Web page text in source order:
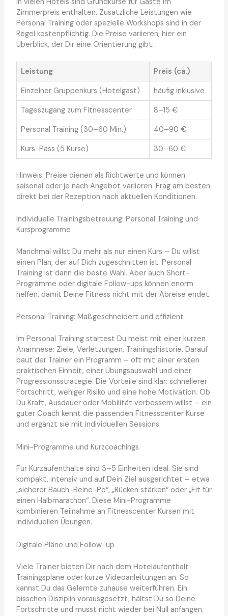
Zimmerpreis enthalten. Zusätzliche Leistungen wie
Personal Training oder spezielle Workshops sind in der
Regel kostenpflichtig. Die Preise variieren, hier ein
Überblick, der Dir eine Orientierung gibt:
Leistung
Preis (ca.)
Einzelner Gruppenkurs (Hotelgast)
häufig inklusive
Tageszugang zum Fitnesscenter
8–15 €
Personal Training (30–60 Min.)
40–90 €
Kurs-Pass (5 Kurse)
30–60 €
Hinweis: Preise dienen als Richtwerte und können
saisonal oder je nach Angebot variieren. Frag am besten
direkt bei der Rezeption nach aktuellen Konditionen.
Individuelle Trainingsbetreuung: Personal Training und
Kursprogramme
Manchmal willst Du mehr als nur einen Kurs – Du willst
einen Plan, der auf Dich zugeschnitten ist. Personal
Training ist dann die beste Wahl. Aber auch Short-
Programme oder digitale Follow-ups können enorm
helfen, damit Deine Fitness nicht mit der Abreise endet.
Personal Training: Maßgeschneidert und effizient
Im Personal Training startest Du meist mit einer kurzen
Anamnese: Ziele, Verletzungen, Trainingshistorie. Darauf
baut der Trainer ein Programm – oft mit einer ersten
praktischen Einheit, einer Übungsauswahl und einer
Progressionsstrategie. Die Vorteile sind klar: schnellerer
Fortschritt, weniger Risiko und eine hohe Motivation. Ob
Du Kraft, Ausdauer oder Mobilität verbessern willst – ein
guter Coach kennt die passenden Fitnesscenter Kurse
und ergänzt sie mit individuellen Sessions.
Mini-Programme und Kurzcoachings
Für Kurzaufenthalte sind 3–5 Einheiten ideal. Sie sind
kompakt, intensiv und auf Dein Ziel ausgerichtet – etwa
„sicherer Bauch-Beine-Po“, „Rücken stärken“ oder „Fit für
einen Halbmarathon“. Diese Mini-Programme
kombinieren Teilnahme an Fitnesscenter Kursen mit
individuellen Übungen.
Digitale Pläne und Follow-up
Viele Trainer bieten Dir nach dem Hotelaufenthalt
Trainingspläne oder kurze Videoanleitungen an. So
kannst Du das Gelernte zuhause weiterführen. Ein
bisschen Disziplin vorausgesetzt, hältst Du so Deine
Fortschritte und musst nicht wieder bei Null anfangen.